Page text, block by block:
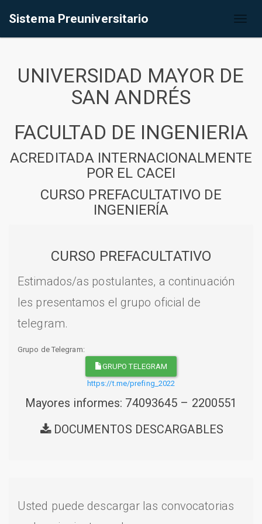
Sistema Preuniversitario
UNIVERSIDAD MAYOR DE
SAN ANDRÉS
FACULTAD DE INGENIERIA
ACREDITADA INTERNACIONALMENTE
POR EL CACEI
CURSO PREFACULTATIVO DE
INGENIERÍA
CURSO PREFACULTATIVO
Estimados/as postulantes, a continuación
les presentamos el grupo oficial de
telegram.
Grupo de Telegram:
GRUPO TELEGRAM
https://t.me/prefing_2022
Mayores informes: 74093645 – 2200551
DOCUMENTOS DESCARGABLES
Usted puede descargar las convocatorias